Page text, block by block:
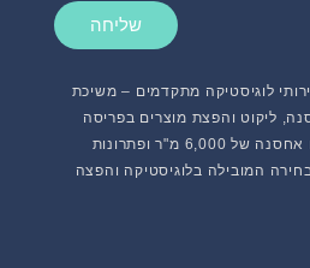
לוגיסטיקה מתקדמים – משיכת
ליקוט והפצת מוצרים בפריסה
ארצית. עם ניסיון רב, שטח אחסנה של 6,000 מ"ר ופתרונות
המובילה בלוגיסטיקה והפצה
שליחה